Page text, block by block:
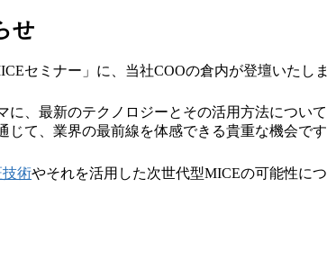
せ
セミナー」に、当社COOの倉内が登壇いたし
、最新のテクノロジーとその活用方法につい
じて、業界の最前線を体感できる貴重な機会で
術やそれを活用した次世代型MICEの可能性に